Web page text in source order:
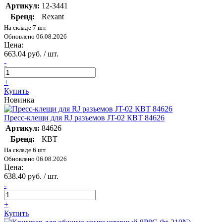
Артикул: 12-3441
Бренд:
Rexant
На складе 7 шт.
Обновлено 06.08.2026
Цена:
663.04 руб. / шт.
-
+
Купить
Новинка
Пресс-клещи для RJ разъемов JT-02 КВТ 84626
Артикул: 84626
Бренд:
КВТ
На складе 6 шт.
Обновлено 06.08.2026
Цена:
638.40 руб. / шт.
-
+
Купить